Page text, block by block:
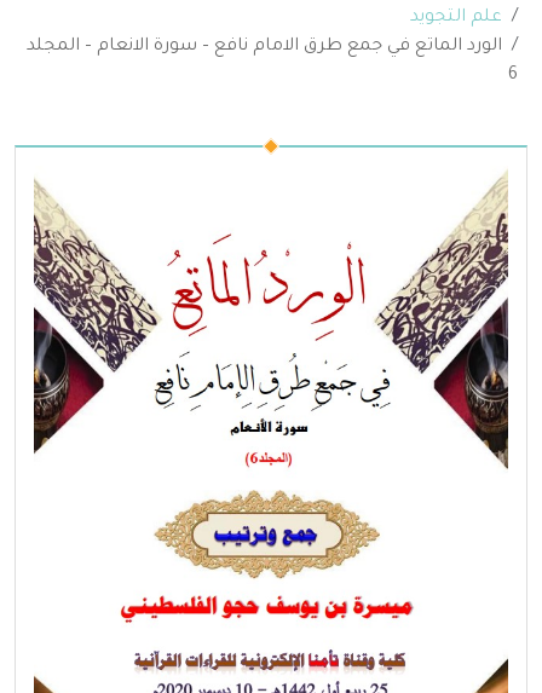
علم التجويد
الورد الماتع في جمع طرق الامام نافع – سورة الانعام – المجلد
6